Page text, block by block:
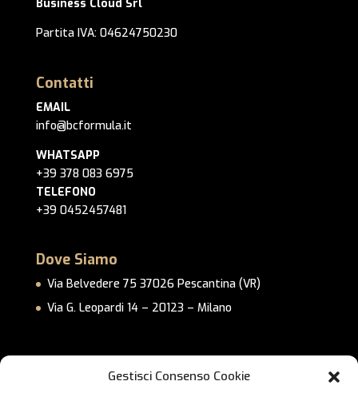
Gestisci Consenso Cookie
Business Cloud Srl
Partita IVA: 04624750230
Contatti
EMAIL
info@bcformula.it
WHATSAPP
+39 378 083 6975
TELEFONO
+39 0452457481
Dove Siamo
Via Belvedere 75 37026 Pescantina (VR)
Via G. Leopardi 14 – 20123 – Milano